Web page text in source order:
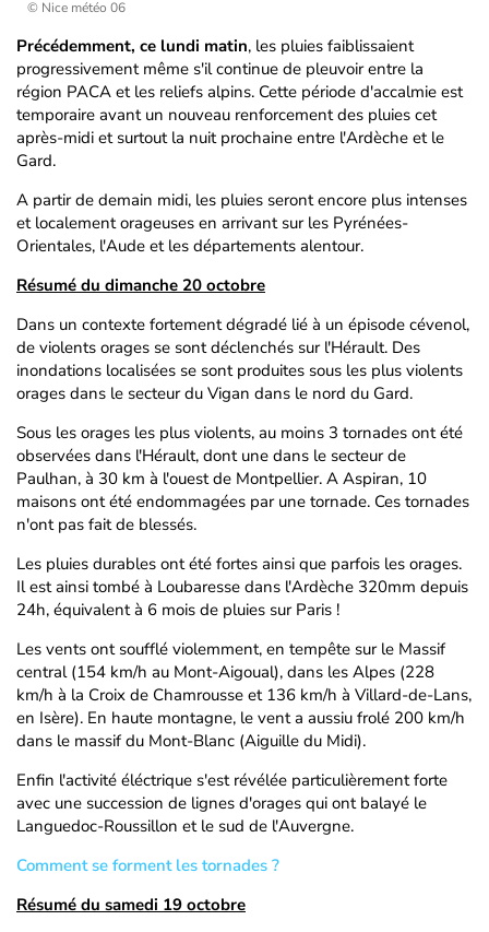
© Nice météo 06
Précédemment, ce lundi matin, les pluies faiblissaient
progressivement même s'il continue de pleuvoir entre la
région PACA et les reliefs alpins. Cette période d'accalmie est
temporaire avant un nouveau renforcement des pluies cet
après-midi et surtout la nuit prochaine entre l'Ardèche et le
Gard.
A partir de demain midi, les pluies seront encore plus intenses
et localement orageuses en arrivant sur les Pyrénées-
Orientales, l'Aude et les départements alentour.
Résumé du dimanche 20 octobre
Dans un contexte fortement dégradé lié à un épisode cévenol,
de violents orages se sont déclenchés sur l'Hérault. Des
inondations localisées se sont produites sous les plus violents
orages dans le secteur du Vigan dans le nord du Gard.
Sous les orages les plus violents, au moins 3 tornades ont été
observées dans l'Hérault, dont une dans le secteur de
Paulhan, à 30 km à l'ouest de Montpellier. A Aspiran, 10
maisons ont été endommagées par une tornade. Ces tornades
n'ont pas fait de blessés.
Les pluies durables ont été fortes ainsi que parfois les orages.
Il est ainsi tombé à Loubaresse dans l'Ardèche 320mm depuis
24h, équivalent à 6 mois de pluies sur Paris !
Les vents ont soufflé violemment, en tempête sur le Massif
central (154 km/h au Mont-Aigoual), dans les Alpes (228
km/h à la Croix de Chamrousse et 136 km/h à Villard-de-Lans,
en Isère). En haute montagne, le vent a aussiu frolé 200 km/h
dans le massif du Mont-Blanc (Aiguille du Midi).
Enfin l'activité éléctrique s'est révélée particulièrement forte
avec une succession de lignes d'orages qui ont balayé le
Languedoc-Roussillon et le sud de l'Auvergne.
Comment se forment les tornades ?
Résumé du samedi 19 octobre